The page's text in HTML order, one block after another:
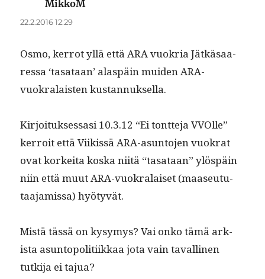
MikkoMsanoo:
22.2.2016 12:29
Osmo, ker­rot yllä että ARA vuokria Jätkäsaa­
res­sa ‘tasa­taan’ alaspäin muiden ARA-
vuokralais­ten kustannuksella.
Kir­joituk­ses­sasi 10.3.12 “Ei tont­te­ja VVOlle”
ker­roit että Viikissä ARA-asun­to­jen vuokrat
ovat korkei­ta kos­ka niitä “tasa­taan” ylöspäin
niin että muut ARA-vuokralaiset (maaseu­tu­
taa­jamis­sa) hyötyvät.
Mis­tä tässä on kysymys? Vai onko tämä ark­
ista asun­topoli­ti­ikkaa jota vain tavalli­nen
tutk­i­ja ei tajua?